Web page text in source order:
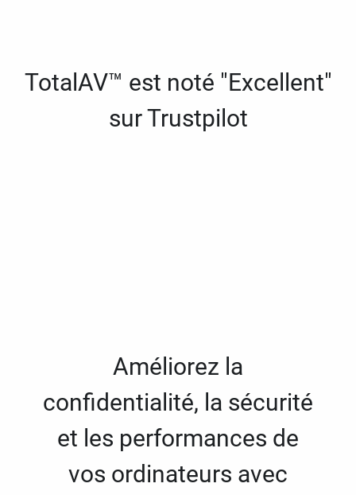
TotalAV™ est noté "Excellent"
sur Trustpilot
Améliorez la
confidentialité, la sécurité
et les performances de
vos ordinateurs avec